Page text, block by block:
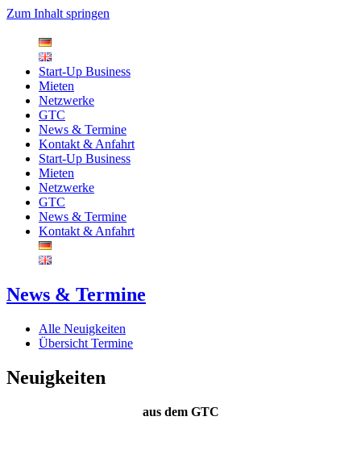
Zum Inhalt springen
Start-Up Business
Mieten
Netzwerke
GTC
News & Termine
Kontakt & Anfahrt
Start-Up Business
Mieten
Netzwerke
GTC
News & Termine
Kontakt & Anfahrt
News & Termine
Alle Neuigkeiten
Übersicht Termine
Neuigkeiten
aus dem GTC